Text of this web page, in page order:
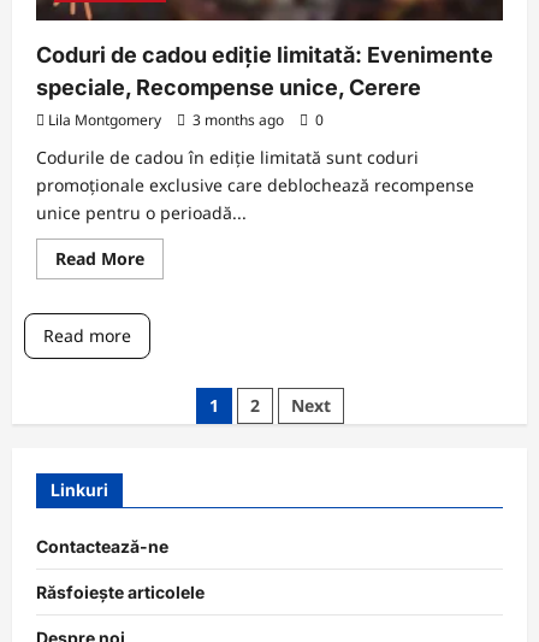
Coduri de cadou ediție limitată: Evenimente
speciale, Recompense unice, Cerere
Lila Montgomery 3 months ago 0
Codurile de cadou în ediție limitată sunt coduri
promoționale exclusive care deblochează recompense
unice pentru o perioadă...
Read MoreRead
more
Coduri
de
ediție
Evenimente
speciale,
Recompense
Read more
1 2 Next
Linkuri
Contactează-ne
Răsfoiește articolele
Despre noi